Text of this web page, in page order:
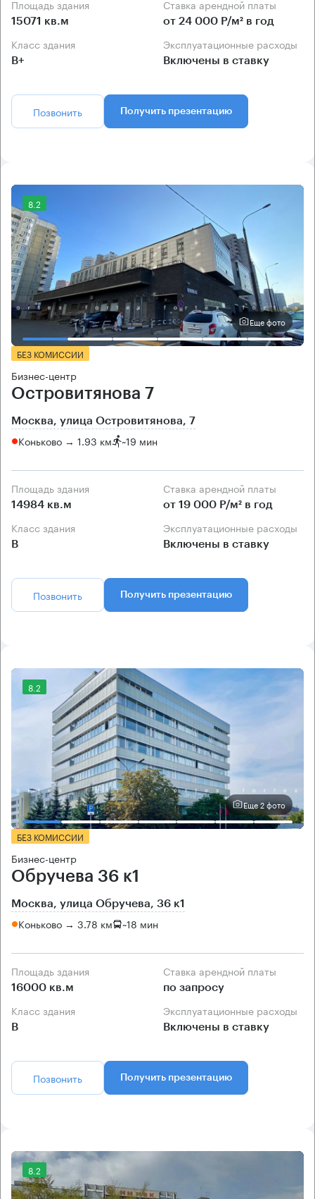
Площадь здания
15071 кв.м
Ставка арендной платы
от 24 000 Р/м² в год
Класс здания
B+
Эксплуатационные расходы
Включены в ставку
Позвонить Получить презентацию
8.2
Еще фото
БЕЗ КОМИССИИ
Бизнес-центр
Островитянова 7
Москва, улица Островитянова, 7
Коньково → 1.93 км ~19 мин
Площадь здания
14984 кв.м
Ставка арендной платы
от 19 000 Р/м² в год
Класс здания
B
Эксплуатационные расходы
Включены в ставку
Позвонить Получить презентацию
8.2
Еще 2 фото
БЕЗ КОМИССИИ
Бизнес-центр
Обручева 36 к1
Москва, улица Обручева, 36 к1
Коньково → 3.78 км ~18 мин
Площадь здания
16000 кв.м
Ставка арендной платы
по запросу
Класс здания
B
Эксплуатационные расходы
Включены в ставку
Позвонить Получить презентацию
8.2